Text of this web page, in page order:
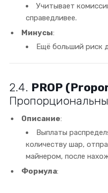
Учитывает
справедливее.
Минусы:
Ещё больший риск
2.4. PROP
Описание:
Выплаты
количеству шар,
майнером, после
Формула: